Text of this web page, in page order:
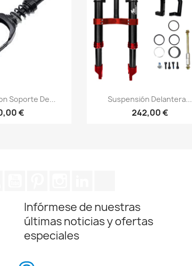
rápida
Soporte De...
€
Vista rápida
Suspensión Delantera...
242,00 €
Infórmese de nuestras
últimas noticias y ofertas
especiales